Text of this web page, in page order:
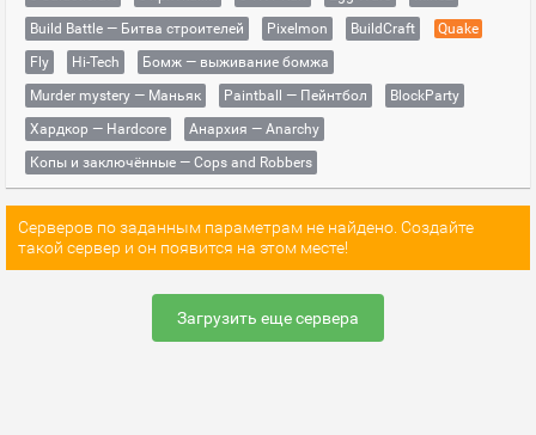
Build Battle — Битва строителей
Pixelmon BuildCraft
Quake
Fly
Hi-Tech
Бомж — выживание бомжа
Murder mystery — Маньяк
Paintball — Пейнтбол
BlockParty
Хардкор — Hardcore
Анархия — Anarchy
Копы и заключённые — Cops and Robbers
Серверов по заданным параметрам не найдено. Создайте
такой сервер и он появится на этом месте!
Загрузить еще сервера